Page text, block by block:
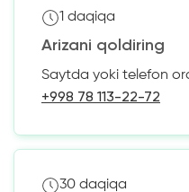
1 daqiqa
Arizani qoldiring
Saytda yoki telefon
+998 78 113-22-72
30 daqiqa